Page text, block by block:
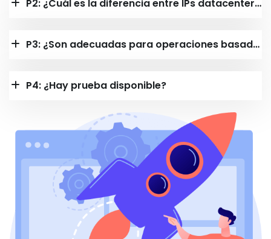
P2: ¿Cuál es la diferencia entre IPs datacenter dedicadas e IPs residenciales estáticas?
P3: ¿Son adecuadas para operaciones basadas en cuentas?
P4: ¿Hay prueba disponible?